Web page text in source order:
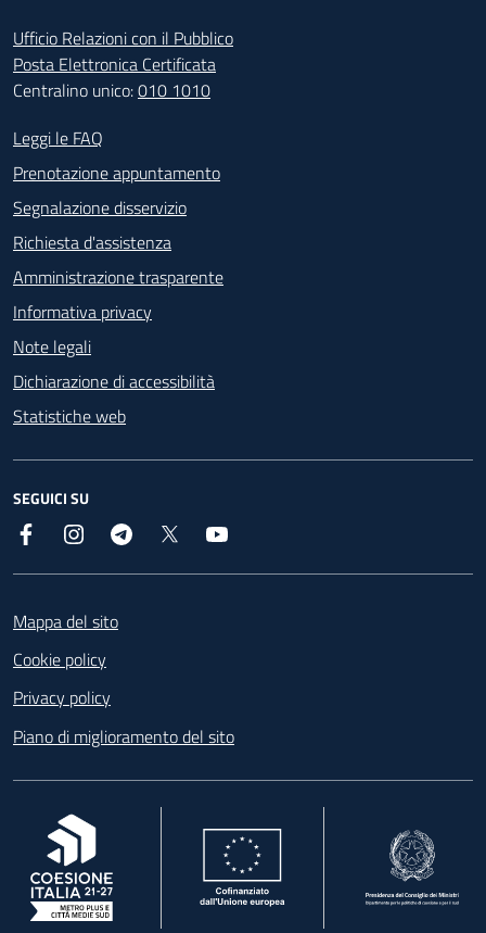
Ufficio Relazioni con il Pubblico
Posta Elettronica Certificata
Centralino unico:010 1010
Footer - Contatti
Leggi le FAQ
Prenotazione appuntamento
Segnalazione disservizio
Richiesta d'assistenza
Amministrazione trasparente
Informativa privacy
Note legali
Dichiarazione di accessibilità
Statistiche web
SEGUICI SU
Facebook InstagramTelegram
Mappa del sito
Cookie policy
Privacy policy
Piano di miglioramento del sito
, apre in una nuova scheda